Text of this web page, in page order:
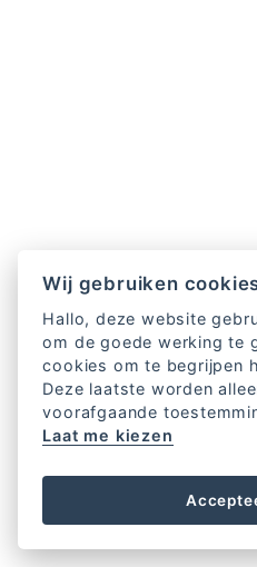
Wij gebruiken
Hallo, deze website
om de goede werking te
cookies om te begrijpen
Deze laatste worden
voorafgaande
Laat me kiezen